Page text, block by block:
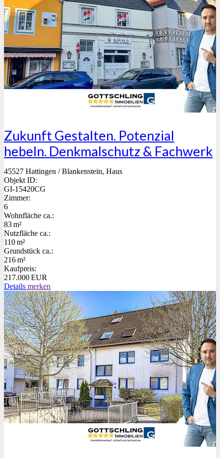
Zukunft Gestalten. Potenzial
hebeln. Denkmalschutz & Fachwerk
45527 Hattingen / Blankenstein, Haus
Objekt ID:
GI-15420CG
Zimmer:
6
Wohnfläche ca.:
83 m²
Nutzfläche ca.:
110 m²
Grund­stück ca.:
216 m²
Kaufpreis:
217.000 EUR
Details merken